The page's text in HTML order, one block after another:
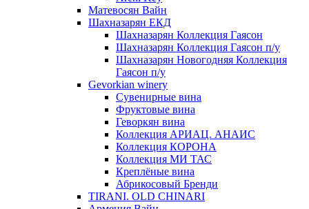
Матевосян Вайн
Шахназарян ЕКД
Шахназарян Коллекция Гаясон
Шахназарян Коллекция Гаясон п/у
Шахназарян Новогодняя Коллекция
Гаясон п/у
Gevorkian winery
Сувенирные вина
Фруктовые вина
Геворкян вина
Коллекция АРИАЦ. АНАИС
Коллекция КОРОНА
Коллекция МИ ТАС
Креплёные вина
Абрикосовый Бренди
TIRANI. OLD CHINARI